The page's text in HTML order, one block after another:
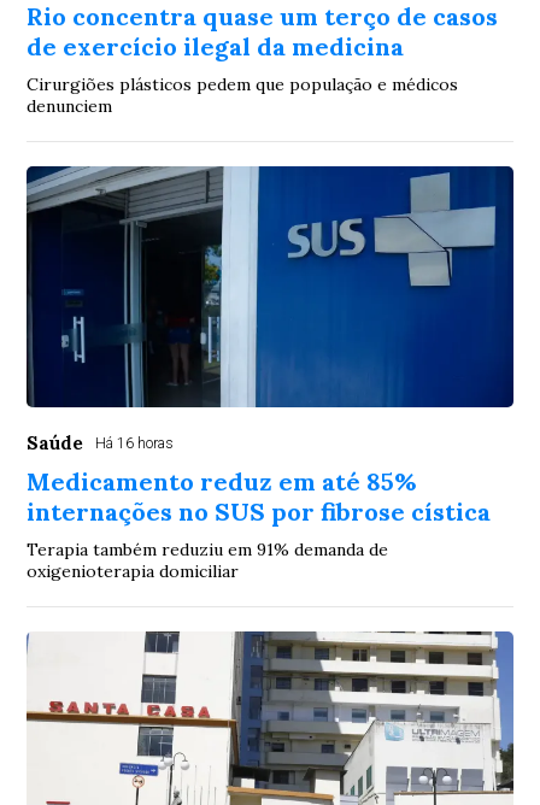
Rio concentra quase um terço de casos
de exercício ilegal da medicina
Cirurgiões plásticos pedem que população e médicos
denunciem
Saúde Há 16 horas
Medicamento reduz em até 85%
internações no SUS por fibrose cística
Terapia também reduziu em 91% demanda de
oxigenioterapia domiciliar